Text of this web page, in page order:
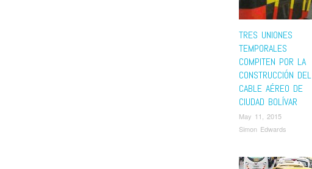
TRES UNIONES
TEMPORALES
COMPITEN POR LA
CONSTRUCCIÓN DEL
CABLE AÉREO DE
CIUDAD BOLÍVAR
May 11, 2015
Simon Edwards